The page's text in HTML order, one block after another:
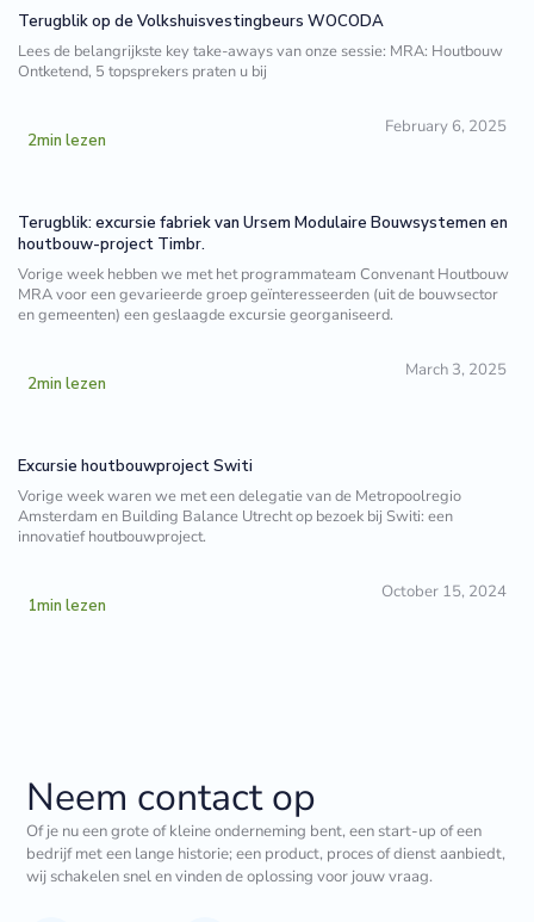
Terugblik op de Volkshuisvestingbeurs WOCODA
Lees de belangrijkste key take-aways van onze sessie: MRA: Houtbouw
Ontketend, 5 topsprekers praten u bij
2min lezen
February 6, 2025
Terugblik: excursie fabriek van Ursem Modulaire Bouwsystemen en
houtbouw-project Timbr.
Vorige week hebben we met het programmateam Convenant Houtbouw
MRA voor een gevarieerde groep geïnteresseerden (uit de bouwsector
en gemeenten) een geslaagde excursie georganiseerd.
2min lezen
March 3, 2025
Excursie houtbouwproject Switi
Vorige week waren we met een delegatie van de Metropoolregio
Amsterdam en Building Balance Utrecht op bezoek bij Switi: een
innovatief houtbouwproject.
1min lezen
October 15, 2024
Neem contact op
Of je nu een grote of kleine onderneming bent, een start-up of een
bedrijf met een lange historie; een product, proces of dienst aanbiedt,
wij schakelen snel en vinden de oplossing voor jouw vraag.